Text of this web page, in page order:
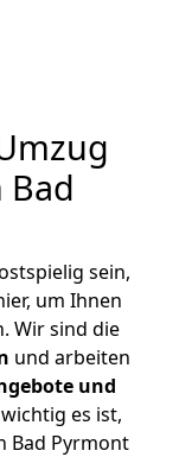
Bad
sein,
um Ihnen
Wir sind die
und arbeiten
und
es ist,
Bad Pyrmont